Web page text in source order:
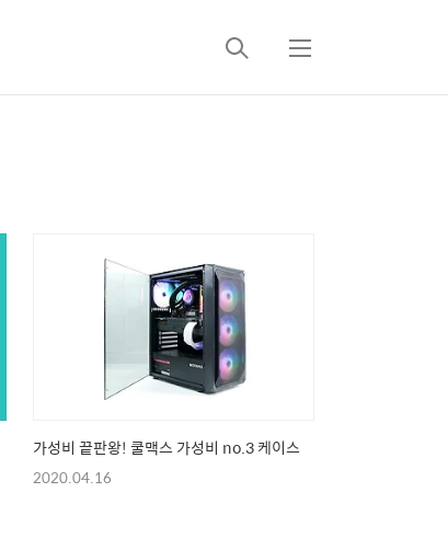
검
메
가성비 끝판왕! 쿨맥스 가성비 no.3 케이스
2020.04.16